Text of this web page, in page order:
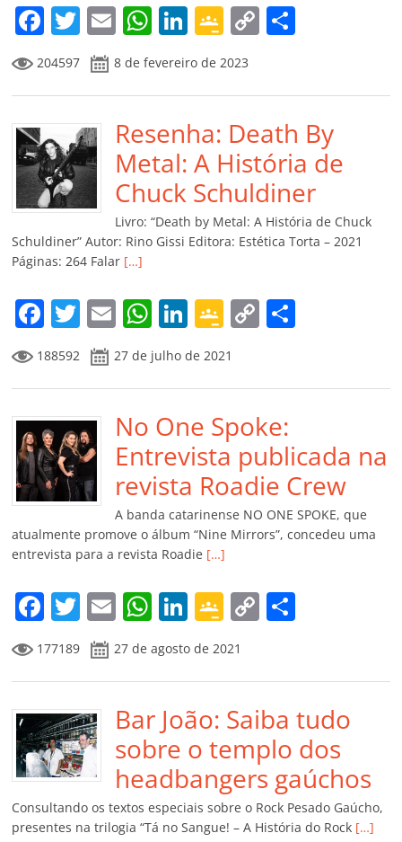
F
a
c
e
b
o
o
k
T
w
itt
er
E
m
ai
l
W
at
s
A
p
p
Li
k
e
dI
n
G
o
o
gl
e
Cl
a
ss
ro
m
C
y
Li
n
k
p
ar
til
h
ar
204597 8 de fevereiro de 2023
Resenha: Death By
Metal: A História de
Chuck Schuldiner
Livro: “Death by Metal: A História de Chuck
Schuldiner” Autor: Rino Gissi Editora: Estética Torta – 2021
Páginas: 264 Falar […]
F
a
c
e
b
o
o
k
T
w
itt
er
E
m
ai
l
W
h
at
s
A
p
p
Li
n
k
e
dI
n
G
o
o
gl
e
Cl
a
ss
ro
o
m
C
y
Li
n
k
p
til
h
ar
188592 27 de julho de 2021
No One Spoke:
Entrevista publicada na
revista Roadie Crew
A banda catarinense NO ONE SPOKE, que
atualmente promove o álbum “Nine Mirrors”, concedeu uma
entrevista para a revista Roadie […]
F
a
c
e
b
o
o
k
T
w
itt
er
E
m
ai
l
W
at
s
A
p
p
Li
n
k
e
dI
n
G
o
o
gl
e
Cl
a
ss
C
y
Li
n
k
p
ar
til
h
ar
177189 27 de agosto de 2021
Bar João: Saiba tudo
sobre o templo dos
headbangers gaúchos
Consultando os textos especiais sobre o Rock Pesado Gaúcho,
presentes na trilogia “Tá no Sangue! – A História do Rock […]